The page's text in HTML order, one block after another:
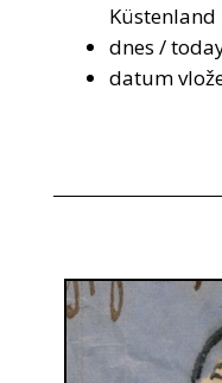
dnes /
datum